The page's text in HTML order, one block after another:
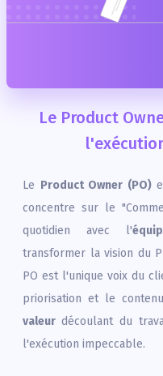
Le Product
Le Product Owner (PO)
concentre sur le
quotidien avec l'
transformer la vision du
PO est l'unique voix du
priorisation et le
valeur découlant du
l'exécution impeccable.